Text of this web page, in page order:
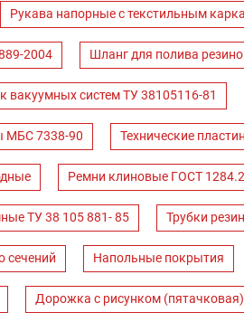
Рукава напорные с текстильным
2004 Шланг для полива
вакуумных систем ТУ 38105116-81
МБС 7338-90 Технические
Ремни клиновые ГОСТ
ТУ 38 105 881- 85 Трубки
сечений Напольные покрытия
Дорожка с рисунком (пятачковая)